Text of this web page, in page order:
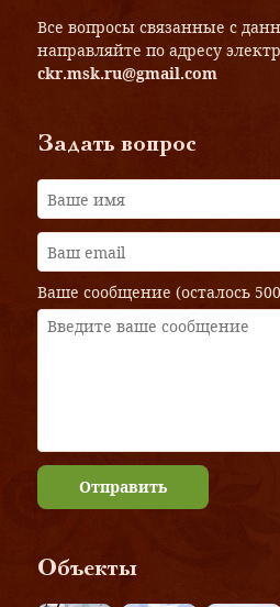
Все вопросы связанные с
направляйте по адресу
ckr.msk.ru@gmail.com
Задать вопрос
Ваше сообщение (осталось
Отправить
Объекты